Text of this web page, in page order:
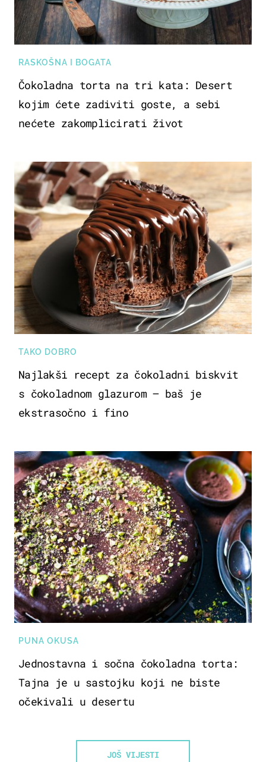
RASKOŠNA I BOGATA
Čokoladna torta na tri kata: Desert
kojim ćete zadiviti goste, a sebi
nećete zakomplicirati život
TAKO DOBRO
Najlakši recept za čokoladni biskvit
s čokoladnom glazurom – baš je
ekstrasočno i fino
PUNA OKUSA
Jednostavna i sočna čokoladna torta:
Tajna je u sastojku koji ne biste
očekivali u desertu
JOŠ VIJESTI